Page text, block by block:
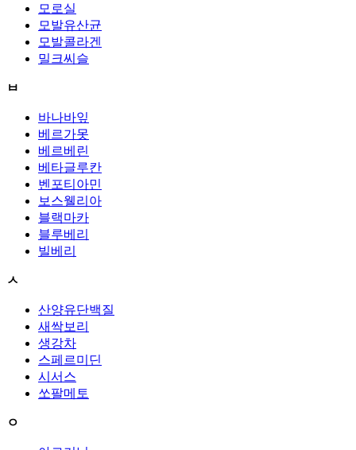
모로실
모발유산균
모발콜라겐
밀크씨슬
ㅂ
바나바잎
베르가못
베르베린
베타글루칸
벤포티아민
보스웰리아
블랙마카
블루베리
빌베리
ㅅ
산양유단백질
새싹보리
생강차
스페르미딘
시서스
쏘팔메토
ㅇ